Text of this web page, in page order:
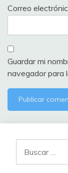
Correo
Guardar mi
navegador para